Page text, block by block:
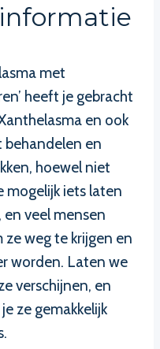
met
heeft je gebracht
en ook
behandelen en
hoewel niet
mogelijk iets laten
veel mensen
weg te krijgen en
worden. Laten we
verschijnen, en
ze gemakkelijk